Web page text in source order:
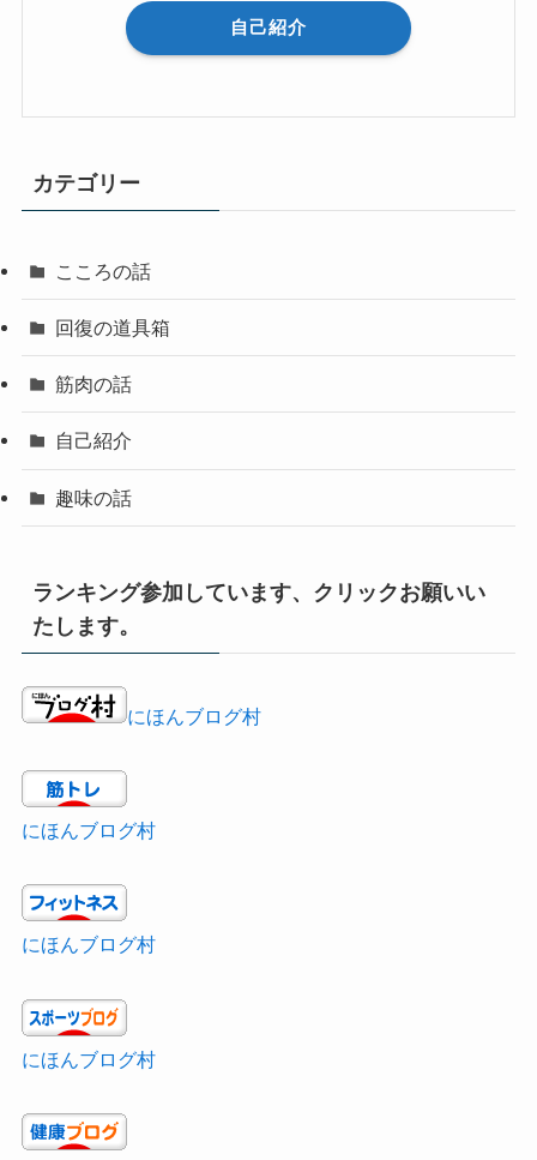
自己紹介
カテゴリー
こころの話
回復の道具箱
筋肉の話
自己紹介
趣味の話
ランキング参加しています、クリックお願いい
たします。
にほんブログ村
にほんブログ村
にほんブログ村
にほんブログ村